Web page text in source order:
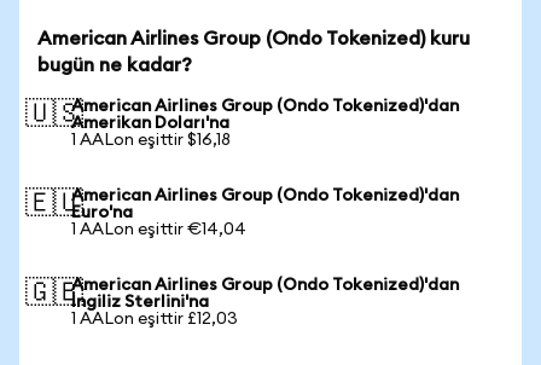
American Airlines Group (Ondo Tokenized) kuru
bugün ne kadar?
🇺🇸American Airlines Group (Ondo Tokenized)'dan
Amerikan Doları'na
1 AALon eşittir $16,18
🇪🇺American Airlines Group (Ondo Tokenized)'dan
Euro'na
1 AALon eşittir €14,04
🇬🇧American Airlines Group (Ondo Tokenized)'dan
İngiliz Sterlini'na
1 AALon eşittir £12,03